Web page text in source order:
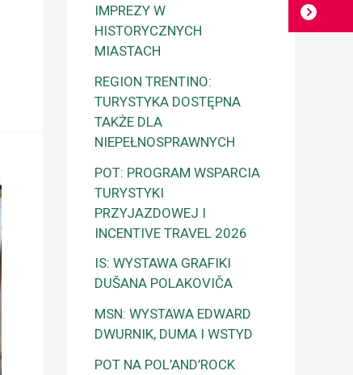
IMPREZY W
HISTORYCZNYCH
MIASTACH
REGION TRENTINO:
TURYSTYKA DOSTĘPNA
TAKŻE DLA
NIEPEŁNOSPRAWNYCH
POT: PROGRAM WSPARCIA
TURYSTYKI
PRZYJAZDOWEJ I
INCENTIVE TRAVEL 2026
IS: WYSTAWA GRAFIKI
DUŠANA POLAKOVIČA
MSN: WYSTAWA EDWARD
DWURNIK, DUMA I WSTYD
POT NA POL’AND’ROCK